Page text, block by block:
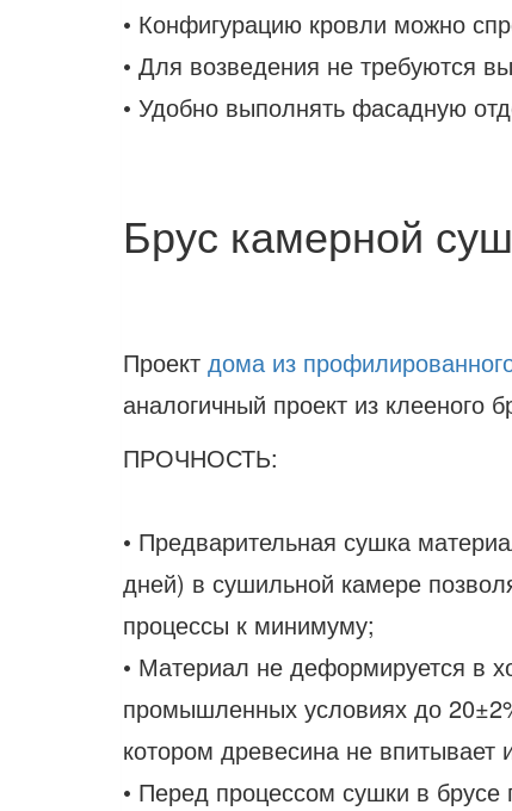
• Конфигурацию кровли можно
• Для возведения не требуются
• Удобно выполнять фасадную
Брус камерной
Проект дома из
аналогичный проект из клееного
ПРОЧНОСТЬ:
• Предварительная сушка
дней) в сушильной камере
процессы к минимуму;
• Материал не деформируется в
промышленных условиях до
котором древесина не
• Перед процессом сушки в брусе